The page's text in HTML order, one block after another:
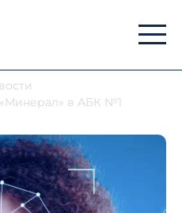
в АБК №1